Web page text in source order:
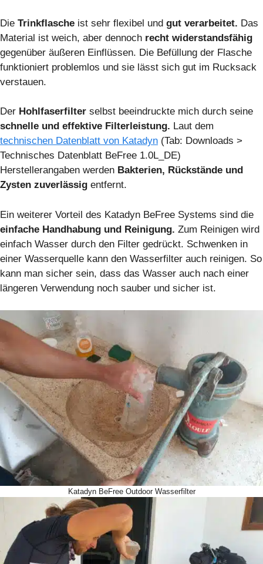
Die Trinkflasche ist sehr flexibel und gut verarbeitet. Das
Material ist weich, aber dennoch recht widerstandsfähig
gegenüber äußeren Einflüssen. Die Befüllung der Flasche
funktioniert problemlos und sie lässt sich gut im Rucksack
verstauen.
Der Hohlfaserfilter selbst beeindruckte mich durch seine
schnelle und effektive Filterleistung. Laut dem
technischen Datenblatt von Katadyn (Tab: Downloads >
Technisches Datenblatt BeFree 1.0L_DE)
Herstellerangaben werden Bakterien, Rückstände und
Zysten zuverlässig entfernt.
Ein weiterer Vorteil des Katadyn BeFree Systems sind die
einfache Handhabung und Reinigung. Zum Reinigen wird
einfach Wasser durch den Filter gedrückt. Schwenken in
einer Wasserquelle kann den Wasserfilter auch reinigen. So
kann man sicher sein, dass das Wasser auch nach einer
längeren Verwendung noch sauber und sicher ist.
Katadyn BeFree Outdoor Wasserfilter